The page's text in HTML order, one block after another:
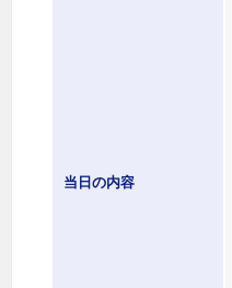
当日の内容